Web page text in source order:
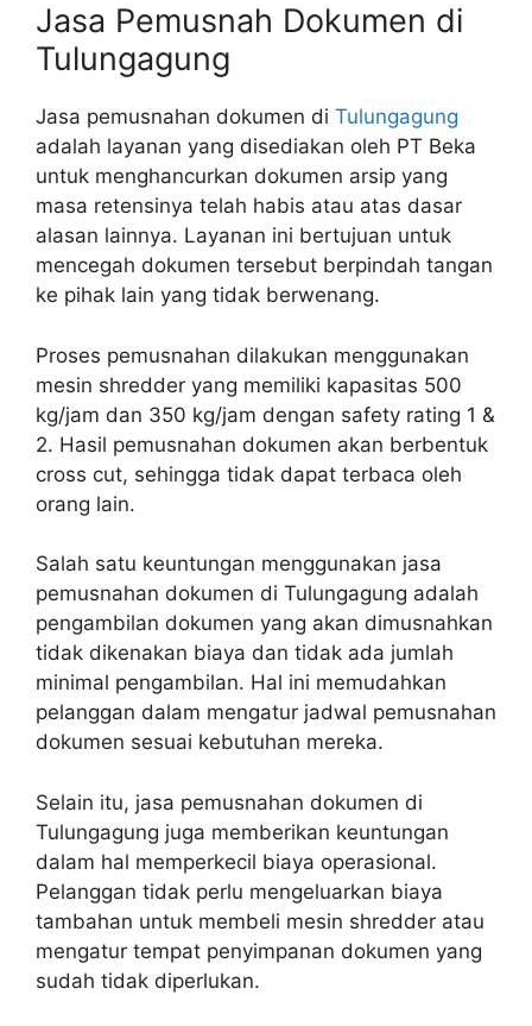
Jasa Pemusnah Dokumen di
Tulungagung
Jasa pemusnahan dokumen di Tulungagung
adalah layanan yang disediakan oleh PT Beka
untuk menghancurkan dokumen arsip yang
masa retensinya telah habis atau atas dasar
alasan lainnya. Layanan ini bertujuan untuk
mencegah dokumen tersebut berpindah tangan
ke pihak lain yang tidak berwenang.
Proses pemusnahan dilakukan menggunakan
mesin shredder yang memiliki kapasitas 500
kg/jam dan 350 kg/jam dengan safety rating 1 &
2. Hasil pemusnahan dokumen akan berbentuk
cross cut, sehingga tidak dapat terbaca oleh
orang lain.
Salah satu keuntungan menggunakan jasa
pemusnahan dokumen di Tulungagung adalah
pengambilan dokumen yang akan dimusnahkan
tidak dikenakan biaya dan tidak ada jumlah
minimal pengambilan. Hal ini memudahkan
pelanggan dalam mengatur jadwal pemusnahan
dokumen sesuai kebutuhan mereka.
Selain itu, jasa pemusnahan dokumen di
Tulungagung juga memberikan keuntungan
dalam hal memperkecil biaya operasional.
Pelanggan tidak perlu mengeluarkan biaya
tambahan untuk membeli mesin shredder atau
mengatur tempat penyimpanan dokumen yang
sudah tidak diperlukan.